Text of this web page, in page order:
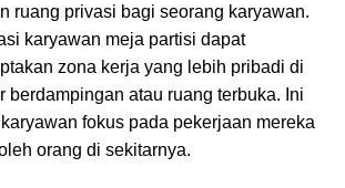
ruang privasi bagi seorang karyawan.
karyawan meja partisi dapat
zona kerja yang lebih pribadi di
berdampingan atau ruang terbuka. Ini
fokus pada pekerjaan mereka
orang di sekitarnya.